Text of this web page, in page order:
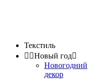
Текстиль
 Новый год
Новогодний
декор